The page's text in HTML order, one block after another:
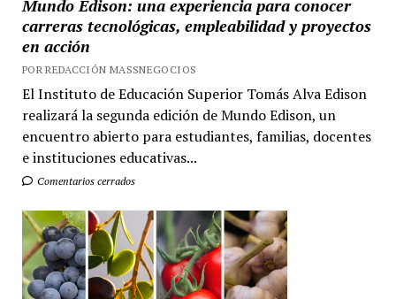
Mundo Edison: una experiencia para conocer
carreras tecnológicas, empleabilidad y proyectos
en acción
POR REDACCIÓN MASSNEGOCIOS
El Instituto de Educación Superior Tomás Alva Edison
realizará la segunda edición de Mundo Edison, un
encuentro abierto para estudiantes, familias, docentes
e instituciones educativas...
Comentarios cerrados